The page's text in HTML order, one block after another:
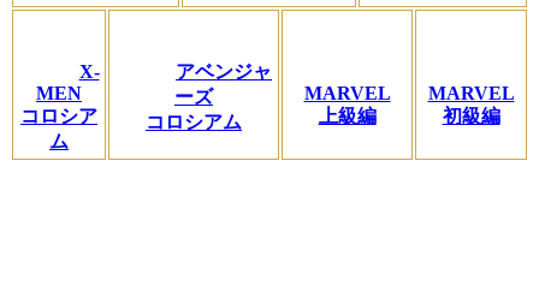
X-
MEN
コロシア
ム
アベンジャ
ーズ
コロシアム
MARVEL
上級編
MARVEL
初級編